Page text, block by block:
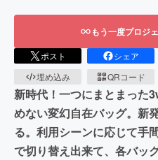
もう一度プロジ
ポスト シェア
埋め込み
QRコード
新時代！一つにまとまった
めない変幻自在バッグ。新
る。利用シーンに応じて手
で切り替え出来て、各バッ